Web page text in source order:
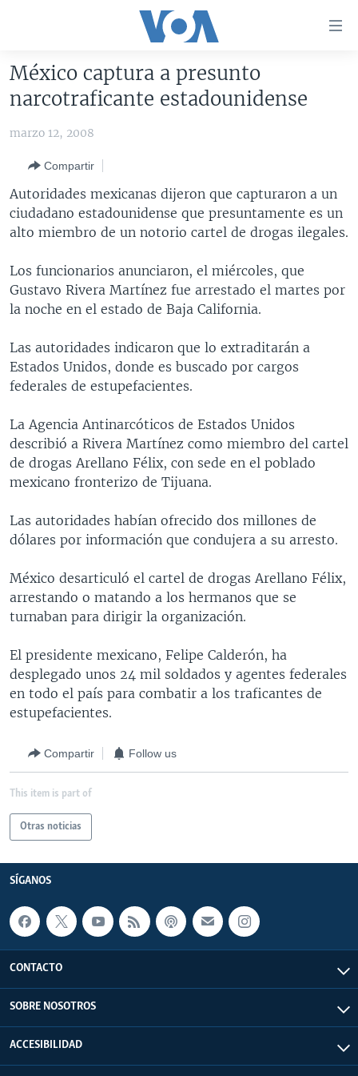
accesibilidad
Salte
navegador
principal
Salte
búsqueda
AMÉRICA DEL NORTE
MÉXICO
HAITÍ
ELECCIONES EEUU
VOTO DIVIDIDO
VOA VERIFICA
VOA VERIFICA UCRANIA/RUSIA
VOA VERIFICA INMIGRACIÓN
VOA VERIFICA AMÉRICA LATINA
AMÉRICA LATINA
ARGENTINA
BOLIVIA
CHILE
PERÚ
ECUADOR
VENEZUELA
CHINA EN AMÉRICA LATINA
CENTROAMÉRICA
EL SALVADOR
GUATEMALA
HONDURAS
NICARAGUA
INMIGRACIÓN
LIBERTAD DE PRENSA
MUNDO
ECONOMÍA
TECNOLOGÍA
DEPORTES
CIENCIA Y SALUD
ESPECIALES DE LA VOA
LIBERTAD DE PRENSA
UCRANIA
MULTIMEDIA
FOTOGRAFÍA
AUDIOS
EL MUNDO AL DÍA
FORO INTERAMERICANO
VISIÓN 360
LAS CLAVES
PANORAMA
RADIO
AVANCE INFORMATIVO
AUDIONOTICIAS
BUENOS DÍAS AMÉRICA
ESTADOS UNIDOS AL DÍA
EL MUNDO AL DÍA [RADIO]
FORO [RADIO]
NOTA ECONÓMICA
ENTRETENIMIENTO
DIRECT
DOCUMENTALES DE LA VOA
SÍGANOS
Idiomas
México captura a presunto
narcotraficante estadounidense
marzo 12, 2008
Compartir
Autoridades mexicanas dijeron que capturaron a un
ciudadano estadounidense que presuntamente es un
alto miembro de un notorio cartel de drogas ilegales.
Los funcionarios anunciaron, el miércoles, que
Gustavo Rivera Martínez fue arrestado el martes por
la noche en el estado de Baja California.
Las autoridades indicaron que lo extraditarán a
Estados Unidos, donde es buscado por cargos
federales de estupefacientes.
La Agencia Antinarcóticos de Estados Unidos
describió a Rivera Martínez como miembro del cartel
de drogas Arellano Félix, con sede en el poblado
mexicano fronterizo de Tijuana.
Las autoridades habían ofrecido dos millones de
dólares por información que condujera a su arresto.
México desarticuló el cartel de drogas Arellano Félix,
arrestando o matando a los hermanos que se
turnaban para dirigir la organización.
El presidente mexicano, Felipe Calderón, ha
desplegado unos 24 mil soldados y agentes federales
en todo el país para combatir a los traficantes de
estupefacientes.
Compartir Follow us
This item is part of
Otras noticias
SÍGANOS
CONTACTO
SOBRE NOSOTROS
ACCESIBILIDAD